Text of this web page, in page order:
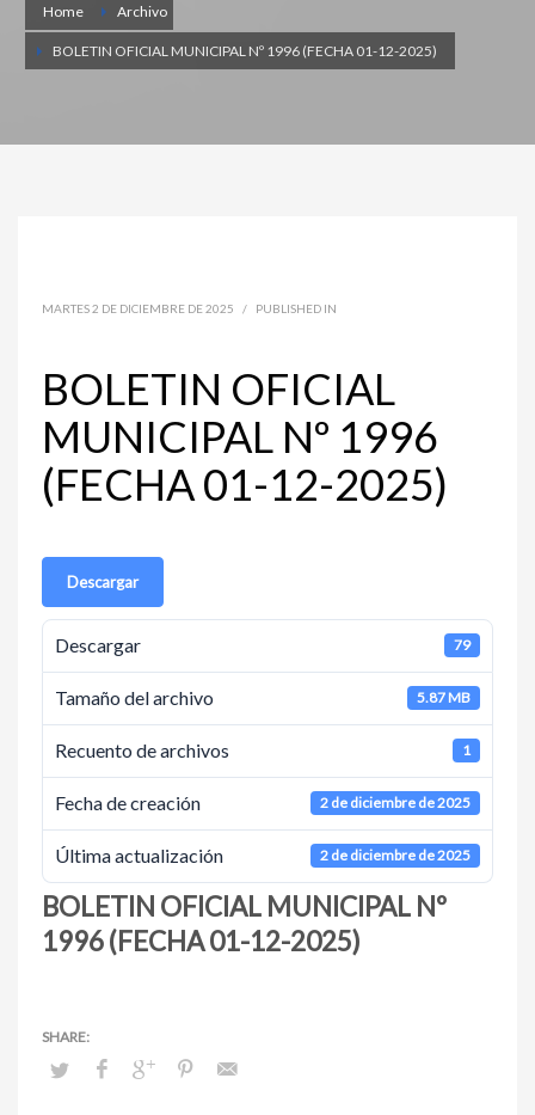
Home Archivo
BOLETIN OFICIAL MUNICIPAL Nº 1996 (FECHA 01-12-2025)
MARTES 2 DE DICIEMBRE DE 2025 / PUBLISHED IN
BOLETIN OFICIAL
MUNICIPAL Nº 1996
(FECHA 01-12-2025)
Descargar
Descargar 79
Tamaño del archivo 5.87 MB
Recuento de archivos 1
Fecha de creación 2 de diciembre de 2025
Última actualización 2 de diciembre de 2025
BOLETIN OFICIAL MUNICIPAL Nº
1996 (FECHA 01-12-2025)